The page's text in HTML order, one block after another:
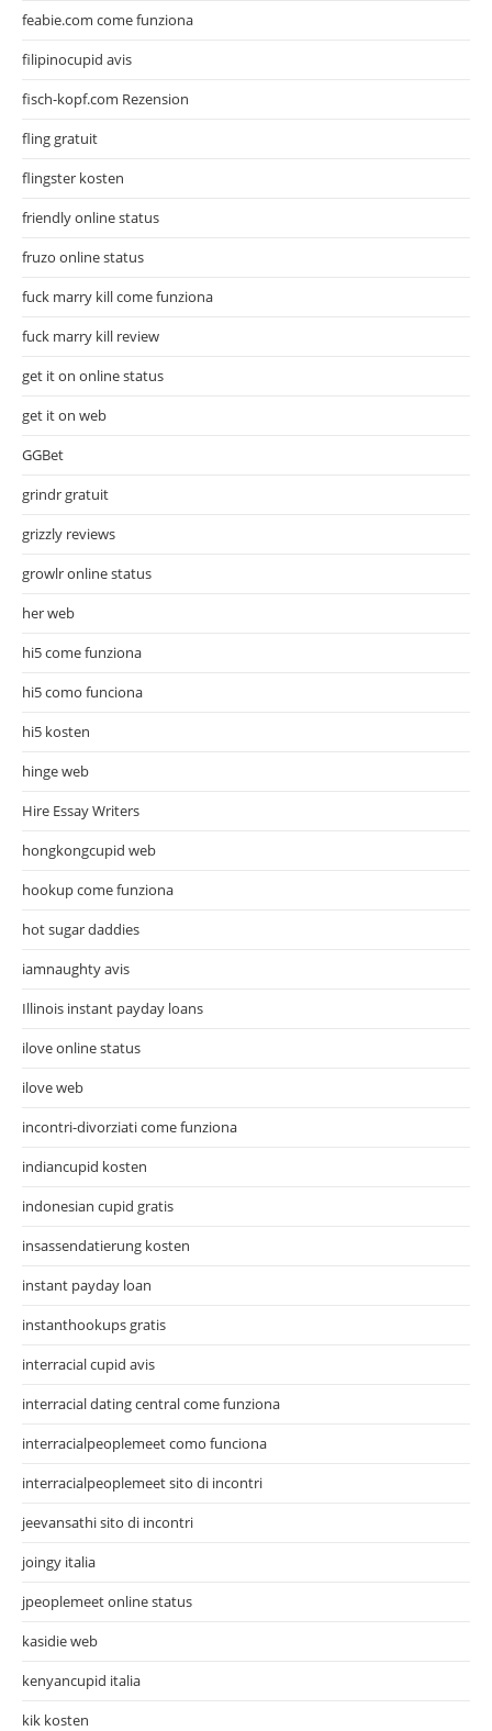
feabie.com come funziona
filipinocupid avis
fisch-kopf.com Rezension
fling gratuit
flingster kosten
friendly online status
fruzo online status
fuck marry kill come funziona
fuck marry kill review
get it on online status
get it on web
GGBet
grindr gratuit
grizzly reviews
growlr online status
her web
hi5 come funziona
hi5 como funciona
hi5 kosten
hinge web
Hire Essay Writers
hongkongcupid web
hookup come funziona
hot sugar daddies
iamnaughty avis
Illinois instant payday loans
ilove online status
ilove web
incontri-divorziati come funziona
indiancupid kosten
indonesian cupid gratis
insassendatierung kosten
instant payday loan
instanthookups gratis
interracial cupid avis
interracial dating central come funziona
interracialpeoplemeet como funciona
interracialpeoplemeet sito di incontri
jeevansathi sito di incontri
joingy italia
jpeoplemeet online status
kasidie web
kenyancupid italia
kik kosten